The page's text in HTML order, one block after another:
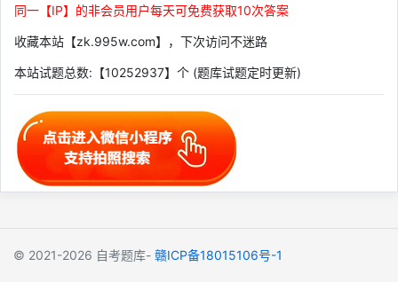
同一【IP】的非会员用户每天可免费获取10次答案
收藏本站【zk.995w.com】，下次访问不迷路
本站试题总数:【10252937】个 (题库试题定时更新)
© 2021-2026 自考题库- 赣ICP备18015106号-1